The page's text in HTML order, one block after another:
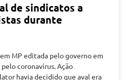
de sindicatos a
durante
MP editada pelo governo em
coronavírus. Ação
havia decidido que aval era